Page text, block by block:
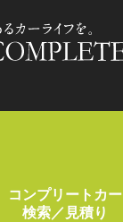
コンプリートカー
検索／見積り